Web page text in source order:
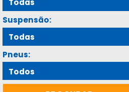
Suspensão:
Pneus: